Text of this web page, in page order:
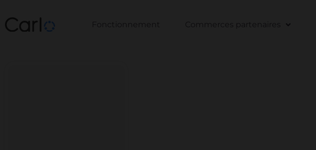
Fonctionnement Commerces partenaires